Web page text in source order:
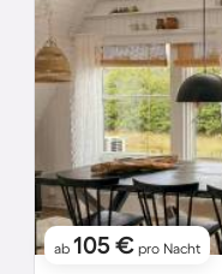
ab 105 € pro Nacht